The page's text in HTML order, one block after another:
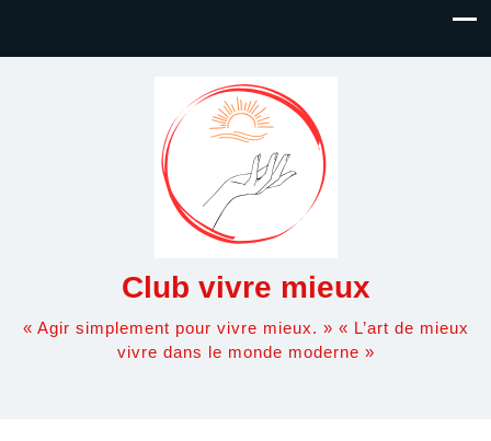
Club vivre mieux
« Agir simplement pour vivre mieux. » « L’art de mieux
vivre dans le monde moderne »